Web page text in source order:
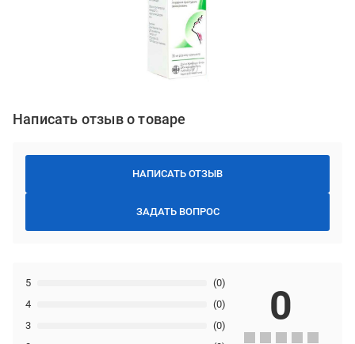
Написать отзыв о товаре
НАПИСАТЬ ОТЗЫВ
ЗАДАТЬ ВОПРОС
3 (0)
4 (0)
5 (0)
0